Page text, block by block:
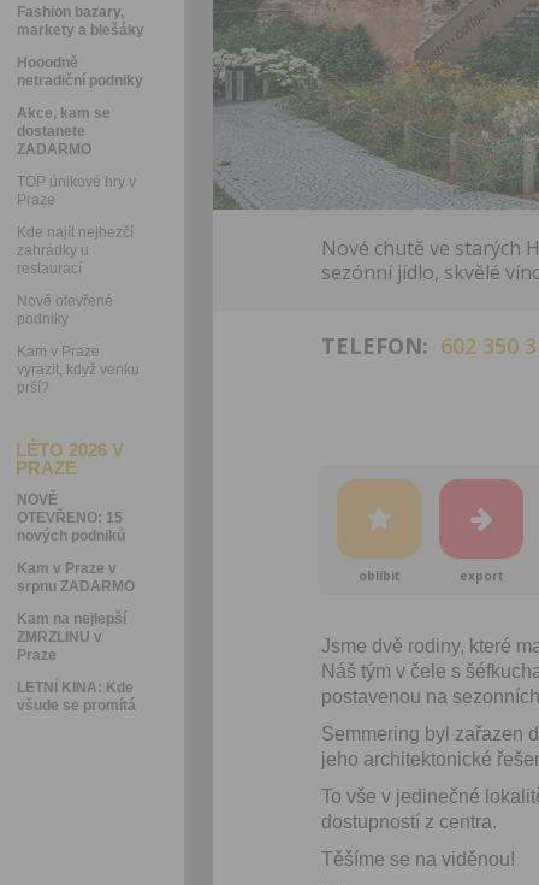
Fashion bazary,
markety a blešáky
Hooodně
netradiční podniky
Akce, kam se
dostanete
ZADARMO
TOP únikové hry v
Praze
Kde najít nejhezčí
zahrádky u
restaurací
Nově otevřené
podniky
Kam v Praze
vyrazit, když venku
prší?
LÉTO 2026 V
PRAZE
NOVĚ
OTEVŘENO: 15
nových podniků
Kam v Praze v
srpnu ZADARMO
Kam na nejlepší
ZMRZLINU v
Praze
LETNÍ KINA: Kde
všude se promítá
Nové chutě ve starých
sezónní jídlo, skvělé
TELEFON: 602 350
oblíbit export
Jsme dvě rodiny, které
Náš tým v čele s
postavenou na
Semmering byl zařazen
jeho architektonické
To vše v jedinečné
dostupností z centra.
Těšíme se na viděnou!